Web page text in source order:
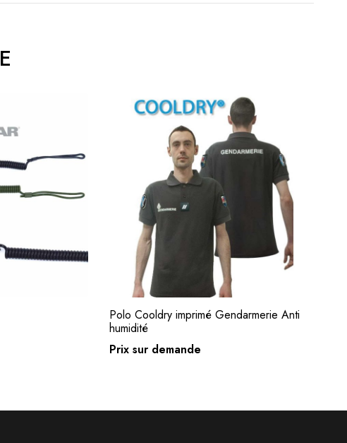
Choix des options
Polo Cooldry imprimé Gendarmerie Anti
humidité
Prix sur demande